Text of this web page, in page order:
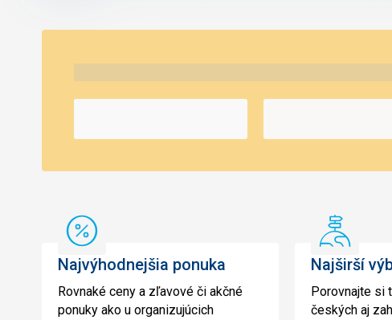
Najvýhodnejšia
ponuka
Najvýhodnejšia ponuka
Rovnaké ceny a zľavové či akčné
ponuky ako u organizujúcich
Najširší
výber
Najširší
Porovnajte si
českých aj